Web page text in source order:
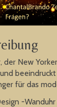
der New
für das
-